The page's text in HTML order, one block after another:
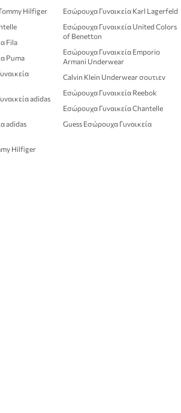
Hilfiger
Fila
Puma
adidas
adidas
Hilfiger
Εσώρουχα Γυναικεία Karl Lagerfeld
Εσώρουχα Γυναικεία United Colors
of Benetton
Εσώρουχα Γυναικεία Emporio
Armani Underwear
Calvin Klein Underwear σουτιεν
Εσώρουχα Γυναικεία Reebok
Εσώρουχα Γυναικεία Chantelle
Guess Εσώρουχα Γυναικεία